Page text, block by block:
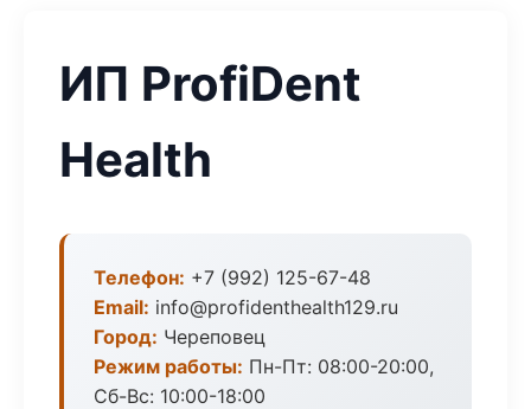
ИП ProfiDent
Health
Телефон: +7 (992) 125-67-48
Email: info@profidenthealth129.ru
Город: Череповец
Режим работы: Пн-Пт: 08:00-20:00,
Сб-Вс: 10:00-18:00